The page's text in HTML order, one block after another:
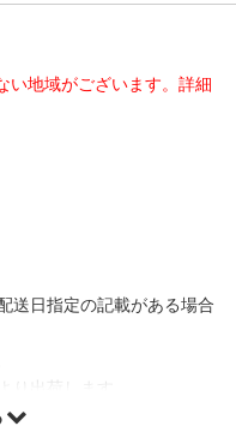
地域がございます。詳細
送日指定の記載がある場合
り出荷します。